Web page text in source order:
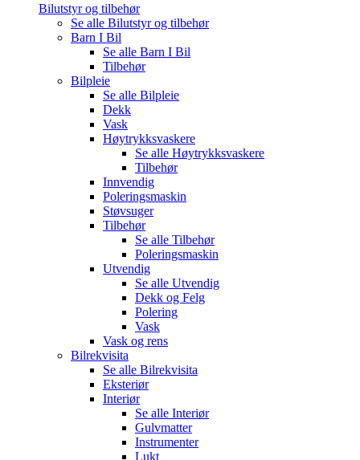
Bilutstyr og tilbehør
Se alle Bilutstyr og tilbehør
Barn I Bil
Se alle Barn I Bil
Tilbehør
Bilpleie
Se alle Bilpleie
Dekk
Vask
Høytrykksvaskere
Se alle Høytrykksvaskere
Tilbehør
Innvendig
Poleringsmaskin
Støvsuger
Tilbehør
Se alle Tilbehør
Poleringsmaskin
Utvendig
Se alle Utvendig
Dekk og Felg
Polering
Vask
Vask og rens
Bilrekvisita
Se alle Bilrekvisita
Eksteriør
Interiør
Se alle Interiør
Gulvmatter
Instrumenter
Lukt